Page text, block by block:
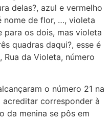
delas?, azul e vermelho
nome de flor, …, violeta
para os dois, mas violeta
quadras daqui?, esse é
da Violeta, número
o número 21 na
corresponder à
da menina se pôs em